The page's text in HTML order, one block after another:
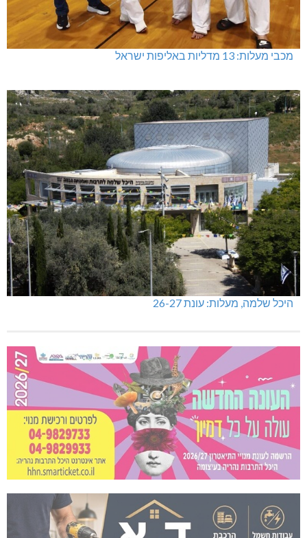
מכבי מעלות: 13 מדליות באליפות ישראל
היכל שלמה, מעלות: עונת 26-27